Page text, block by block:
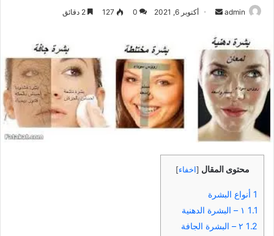
admin
أرسل
إلكترونيا
أكتوبر 6, 2021 0
127
محتوى المقال [اخفاء]
1 أنواع البشرة
1.1
1.2